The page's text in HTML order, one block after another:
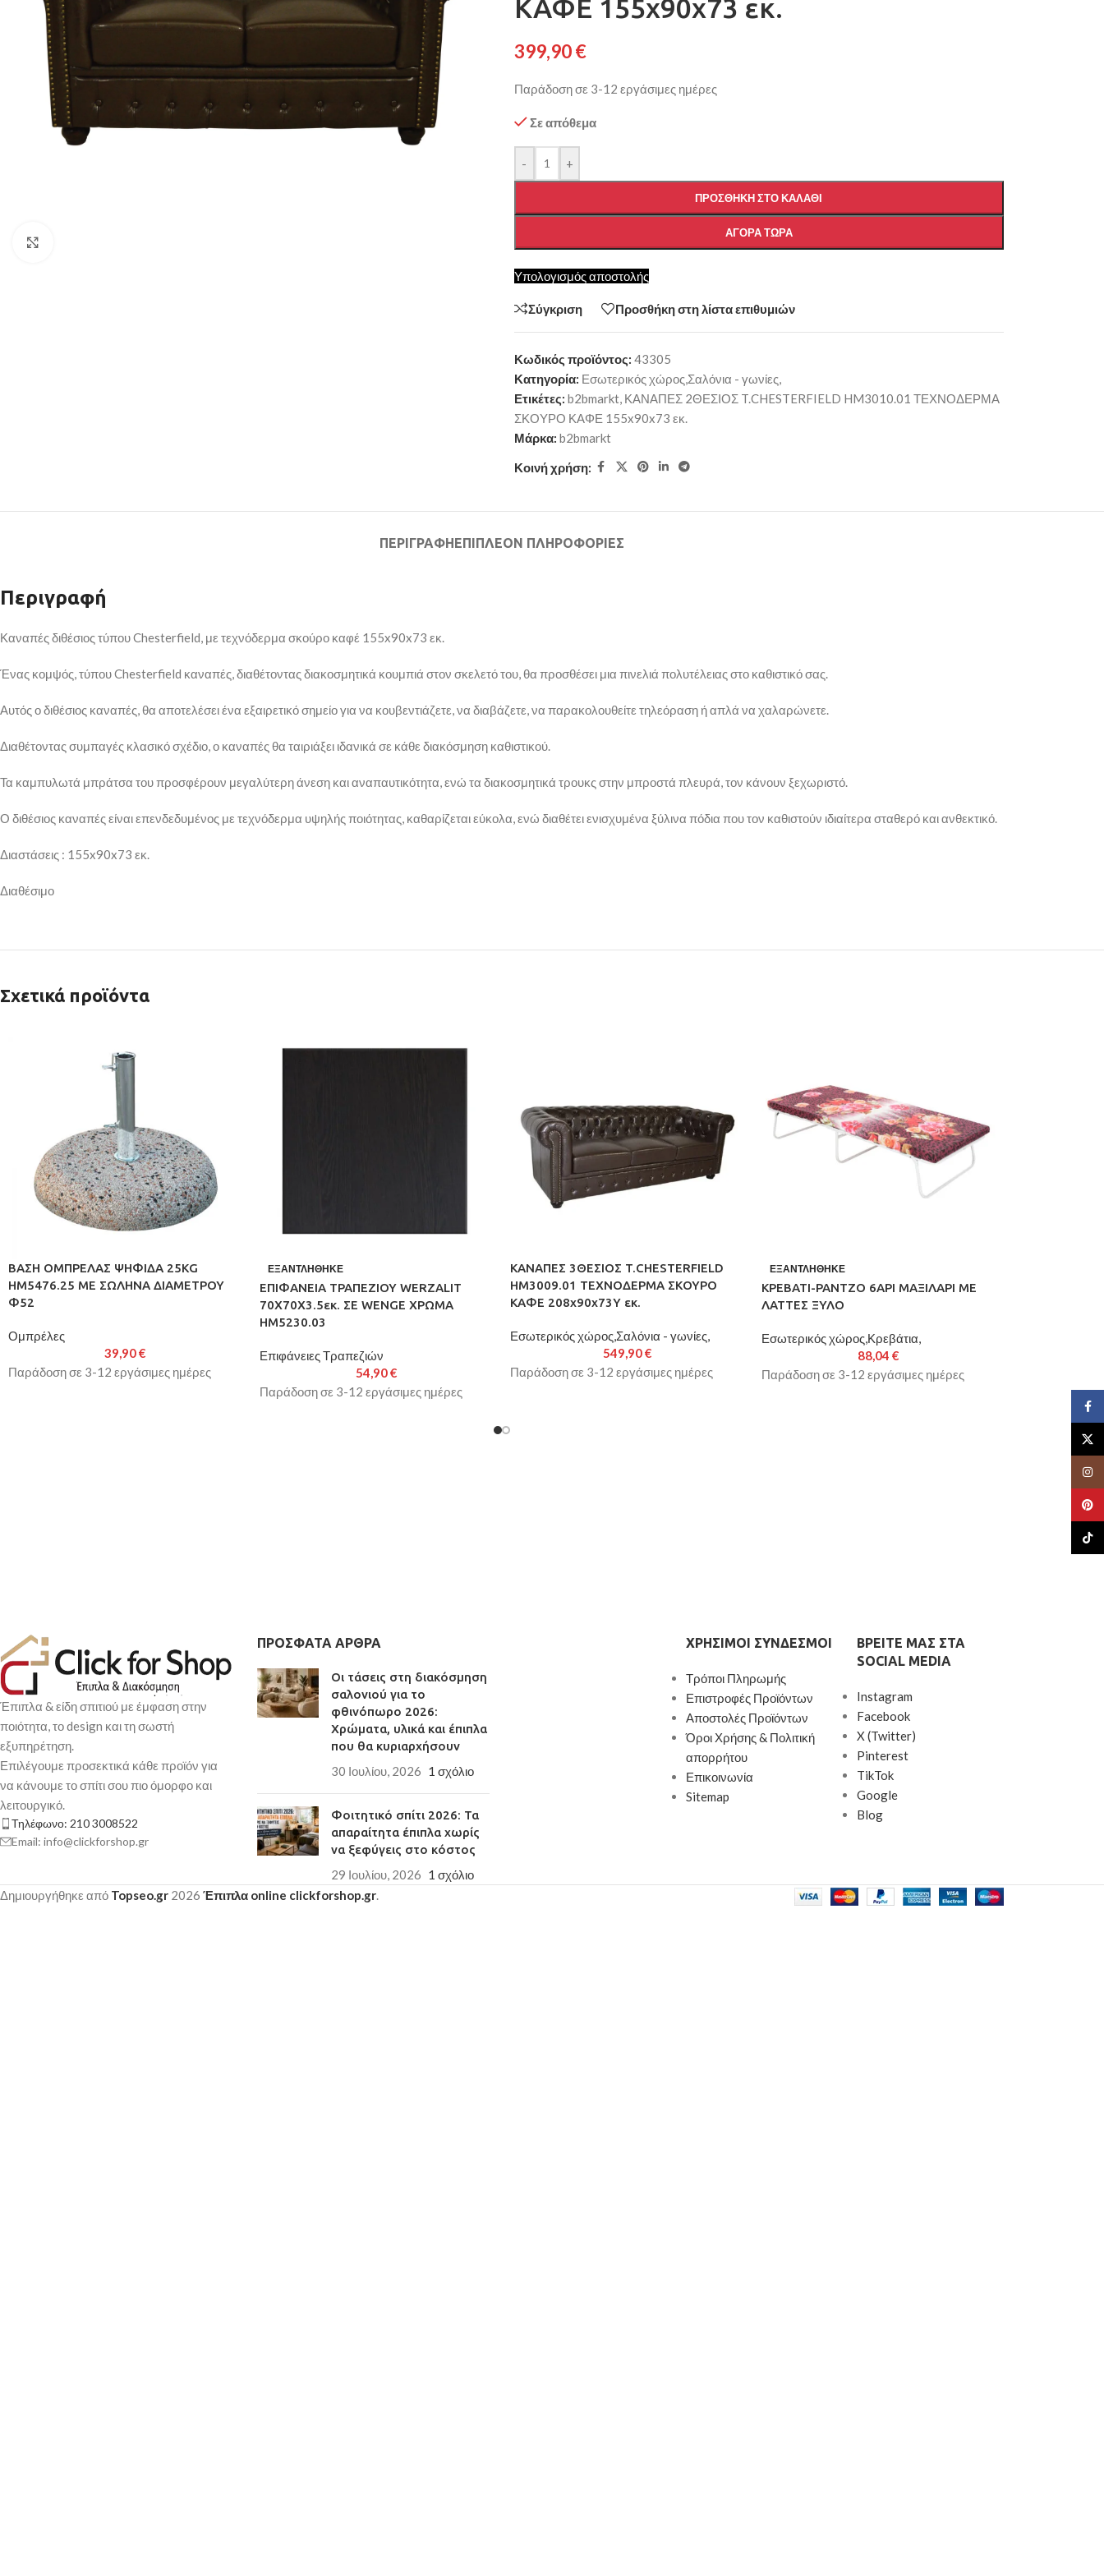
ΚΑΦΕ 155x90x73 εκ.
399,90€
Παράδοση σε 3-12 εργάσιμες ημέρες
Σε απόθεμα
- +
ΠΡΟΣΘΉΚΗ ΣΤΟ ΚΑΛΆΘΙ
ΑΓΟΡΆ ΤΏΡΑ
Υπολογισμός αποστολής
Σύγκριση Προσθήκη στη λίστα επιθυμιών
Κωδικός προϊόντος: 43305
Κατηγορία: Εσωτερικός χώρος,Σαλόνια - γωνίες,
Ετικέτες: b2bmarkt, ΚΑΝΑΠΕΣ 2ΘΕΣΙΟΣ T.CHESTERFIELD HM3010.01 ΤΕΧΝΟΔΕΡΜΑ
ΣΚΟΥΡΟ ΚΑΦΕ 155x90x73 εκ.
Μάρκα: b2bmarkt
Κοινή χρήση:
ΠΕΡΙΓΡΑΦΉΕΠΙΠΛΈΟΝ ΠΛΗΡΟΦΟΡΊΕΣ
Περιγραφή
Καναπές διθέσιος τύπου Chesterfield, με τεχνόδερμα σκούρο καφέ 155x90x73 εκ.
Ένας κομψός, τύπου Chesterfield καναπές, διαθέτοντας διακοσμητικά κουμπιά στον σκελετό του, θα προσθέσει μια πινελιά πολυτέλειας στο καθιστικό σας.
Αυτός ο διθέσιος καναπές, θα αποτελέσει ένα εξαιρετικό σημείο για να κουβεντιάζετε, να διαβάζετε, να παρακολουθείτε τηλεόραση ή απλά να χαλαρώνετε.
Διαθέτοντας συμπαγές κλασικό σχέδιο, ο καναπές θα ταιριάξει ιδανικά σε κάθε διακόσμηση καθιστικού.
Τα καμπυλωτά μπράτσα του προσφέρουν μεγαλύτερη άνεση και αναπαυτικότητα, ενώ τα διακοσμητικά τρουκς στην μπροστά πλευρά, τον κάνουν ξεχωριστό.
Ο διθέσιος καναπές είναι επενδεδυμένος με τεχνόδερμα υψηλής ποιότητας, καθαρίζεται εύκολα, ενώ διαθέτει ενισχυμένα ξύλινα πόδια που τον καθιστούν ιδιαίτερα σταθερό και ανθεκτικό.
Διαστάσεις : 155x90x73 εκ.
Διαθέσιμο
Σχετικά προϊόντα
ΒΑΣΗ ΟΜΠΡΕΛΑΣ ΨΗΦΙΔΑ 25KG
HM5476.25 ΜΕ ΣΩΛΗΝΑ ΔΙΑΜΕΤΡΟΥ
Φ52
Ομπρέλες
39,90€
Παράδοση σε 3-12 εργάσιμες ημέρες
ΕΞΑΝΤΛΉΘΗΚΕ
ΕΠΙΦΑΝΕΙΑ ΤΡΑΠΕΖΙΟΥ WERZALIT
70Χ70Χ3.5εκ. ΣΕ WENGE ΧΡΩΜΑ
HM5230.03
Επιφάνειες Τραπεζιών
54,90€
Παράδοση σε 3-12 εργάσιμες ημέρες
ΚΑΝΑΠΕΣ 3ΘΕΣΙΟΣ T.CHESTERFIELD
HM3009.01 ΤΕΧΝΟΔΕΡΜΑ ΣΚΟΥΡΟ
ΚΑΦΕ 208x90x73Υ εκ.
Εσωτερικός χώρος,Σαλόνια - γωνίες,
549,90€
Παράδοση σε 3-12 εργάσιμες ημέρες
ΕΞΑΝΤΛΉΘΗΚΕ
ΚΡΕΒΑΤΙ-ΡΑΝΤΖΟ 6ΑΡΙ ΜΑΞΙΛΑΡΙ ΜΕ
ΛΑΤΤΕΣ ΞΥΛΟ
Εσωτερικός χώρος,Κρεβάτια,
88,04 €
Παράδοση σε 3-12 εργάσιμες ημέρες
Έπιπλα & είδη σπιτιού με έμφαση στην
ποιότητα, το design και τη σωστή
εξυπηρέτηση.
Επιλέγουμε προσεκτικά κάθε προϊόν για
να κάνουμε το σπίτι σου πιο όμορφο και
λειτουργικό.
Τηλέφωνο: 210 3008522
Email: info@clickforshop.gr
ΠΡΌΣΦΑΤΑ ΆΡΘΡΑ
Οι τάσεις στη διακόσμηση
σαλονιού για το
φθινόπωρο 2026:
Χρώματα, υλικά και έπιπλα
που θα κυριαρχήσουν
30 Ιουλίου, 2026 1 σχόλιο
Φοιτητικό σπίτι 2026: Τα
απαραίτητα έπιπλα χωρίς
να ξεφύγεις στο κόστος
29 Ιουλίου, 2026 1 σχόλιο
ΧΡΉΣΙΜΟΙ ΣΎΝΔΕΣΜΟΙ
Τρόποι Πληρωμής
Επιστροφές Προϊόντων
Αποστολές Προϊόντων
Όροι Χρήσης & Πολιτική
απορρήτου
Επικοινωνία
Sitemap
ΒΡΕΊΤΕ ΜΑΣ ΣΤΑ
SOCIAL MEDIA
Instagram
Facebook
X (Twitter)
Pinterest
TikTok
Google
Blog
Δημιουργήθηκε από Topseo.gr 2026 Έπιπλα online clickforshop.gr.